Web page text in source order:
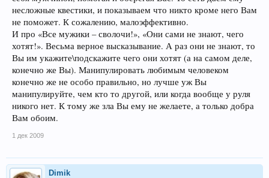
несложные квестики, и показываем что никто кроме него Вам
не поможет. К сожалению, малоэффективно.
И про «Все мужики – сволочи!», «Они сами не знают, чего
хотят!». Весьма верное высказывание. А раз они не знают, то
Вы им укажите\подскажите чего они хотят (а на самом деле,
конечно же Вы). Манипулировать любимым человеком
конечно же не особо правильно, но лучше уж Вы
манипулируйте, чем кто то другой, или когда вообще у руля
никого нет. К тому же зла Вы ему не желаете, а только добра
Вам обоим.
1 дек 2009
Dimik